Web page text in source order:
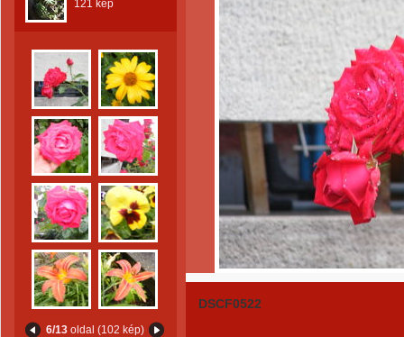
121 kép
6/13 oldal (102 kép)
DSCF0522